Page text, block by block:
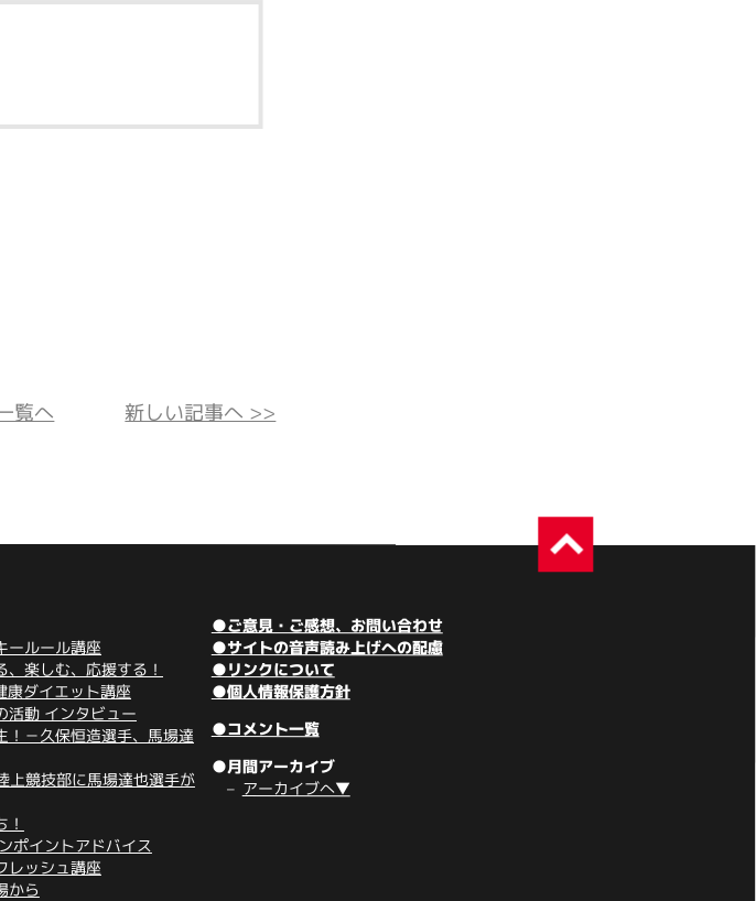
覧へ 新しい記事へ >>
ールール講座
楽しむ、応援する！
康ダイエット講座
活動 インタビュー
！－久保恒造選手、馬場達
上競技部に馬場達也選手が
ポイントアドバイス
レッシュ講座
から
●ご意見・ご感想、お問い合わせ
●サイトの音声読み上げへの配慮
●リンクについて
●個人情報保護方針
●コメント一覧
●月間アーカイブ
アーカイブへ▼